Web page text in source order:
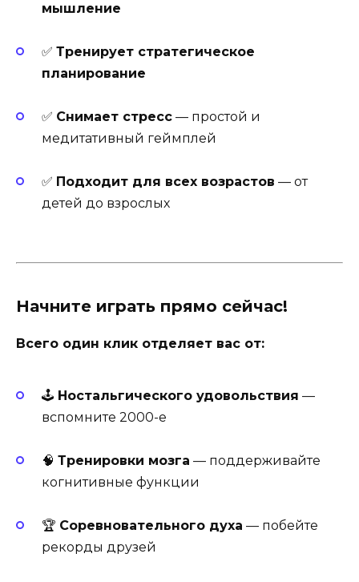
мышление
✅ Тренирует стратегическое
планирование
✅ Снимает стресс — простой и
медитативный геймплей
✅ Подходит для всех возрастов — от
детей до взрослых
Начните играть прямо сейчас!
Всего один клик отделяет вас от:
🕹️ Ностальгического удовольствия —
вспомните 2000-е
🧠 Тренировки мозга — поддерживайте
когнитивные функции
🏆 Соревновательного духа — побейте
рекорды друзей